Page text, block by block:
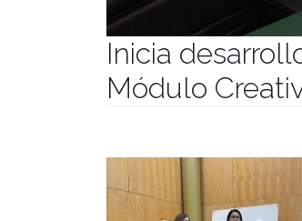
Inicia
Módulo